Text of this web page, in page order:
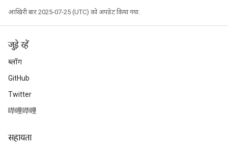
आखिरी बार 2025-07-25 (UTC) को अपडेट किया गया.
जुड़े रहें
ब्लॉग
GitHub
Twitter
哔哩哔哩
सहायता